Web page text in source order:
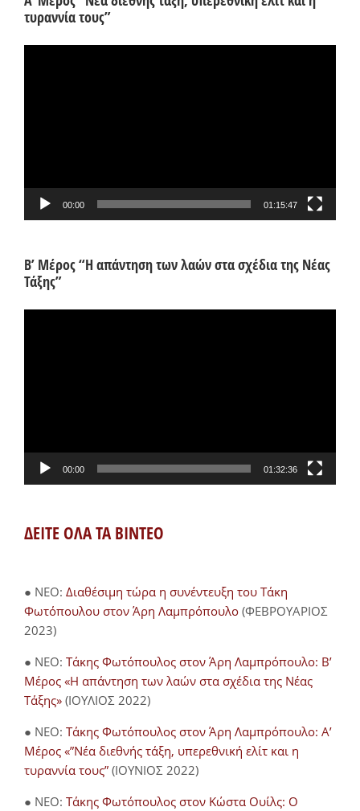
τυραννία τους”
00:00 01:15:47
Β’ Μέρος “Η απάντηση των λαών στα σχέδια της Νέας
Τάξης”
00:00 01:32:36
ΔΕΙΤΕ ΟΛΑ ΤΑ ΒΙΝΤΕΟ
● NEO: Διαθέσιμη τώρα η συνέντευξη του Τάκη
Φωτόπουλου στον Άρη Λαμπρόπουλο (ΦΕΒΡΟΥΑΡΙΟΣ
2023)
● NEO: Τάκης Φωτόπουλος στον Άρη Λαμπρόπουλο: Β’
Μέρος «Η απάντηση των λαών στα σχέδια της Νέας
Τάξης» (ΙΟΥΛΙΟΣ 2022)
● NEO: Τάκης Φωτόπουλος στον Άρη Λαμπρόπουλο: Α’
Μέρος «”Νέα διεθνής τάξη, υπερεθνική ελίτ και η
τυραννία τους” (ΙΟΥΝΙΟΣ 2022)
● NEO: Τάκης Φωτόπουλος στον Κώστα Ουίλς: Ο